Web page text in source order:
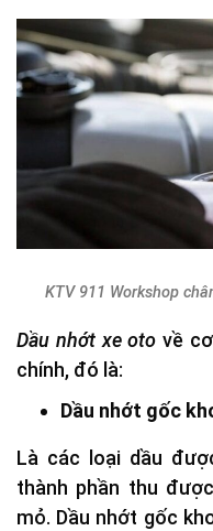
KTV 911 Workshop
Dầu nhớt xe oto về
chính, đó là:
Dầu nhớt gốc
Là các loại dầu
thành phần thu
mỏ. Dầu nhớt gốc